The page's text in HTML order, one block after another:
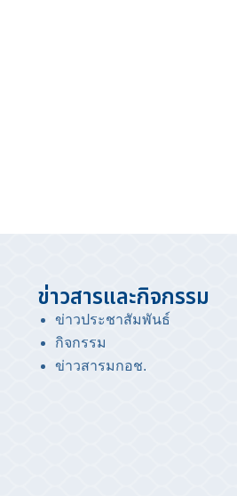
ข่าวสารและกิจกรรม
ข่าวประชาสัมพันธ์
กิจกรรม
ข่าวสารมกอช.